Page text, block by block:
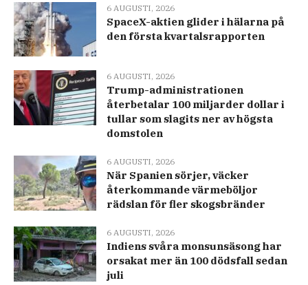
6 AUGUSTI, 2026
SpaceX-aktien glider i hälarna på
den första kvartalsrapporten
6 AUGUSTI, 2026
Trump-administrationen
återbetalar 100 miljarder dollar i
tullar som slagits ner av högsta
domstolen
6 AUGUSTI, 2026
När Spanien sörjer, väcker
återkommande värmeböljor
rädslan för fler skogsbränder
6 AUGUSTI, 2026
Indiens svåra monsunsäsong har
orsakat mer än 100 dödsfall sedan
juli